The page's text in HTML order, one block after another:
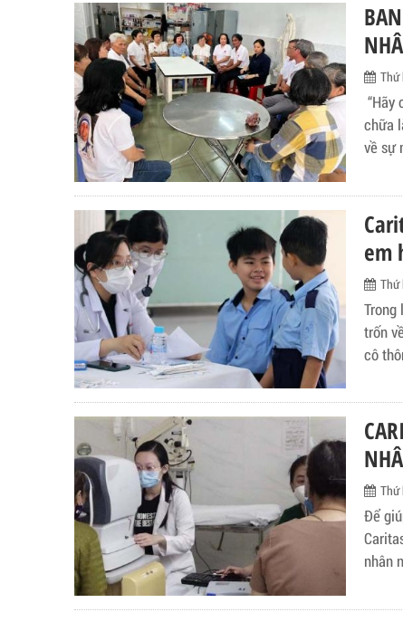
Thứ
“Hãy
chữa
về sự
Đức
em
Thứ
Trong
trốn về
cô
chữa
trường
sáng
củaThứ
Để
nhân
Thị